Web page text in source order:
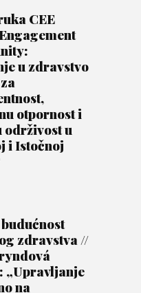
CEE
u zdravstvo
otpornost i
u
i Istočnoj
zdravstva //
„Upravljanje
na